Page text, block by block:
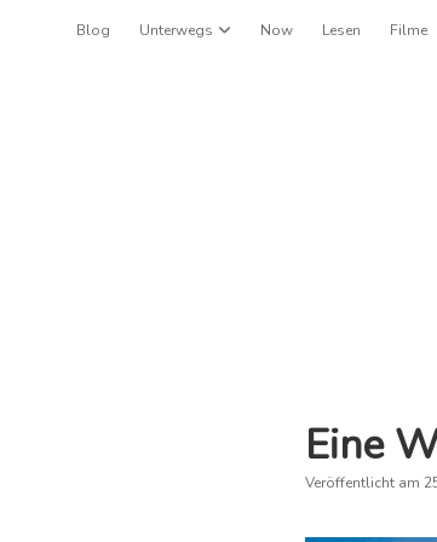
Blog Unterwegs Dropdown-Menü öffnen
Now Lesen Filme
Eine
Veröffentlicht am